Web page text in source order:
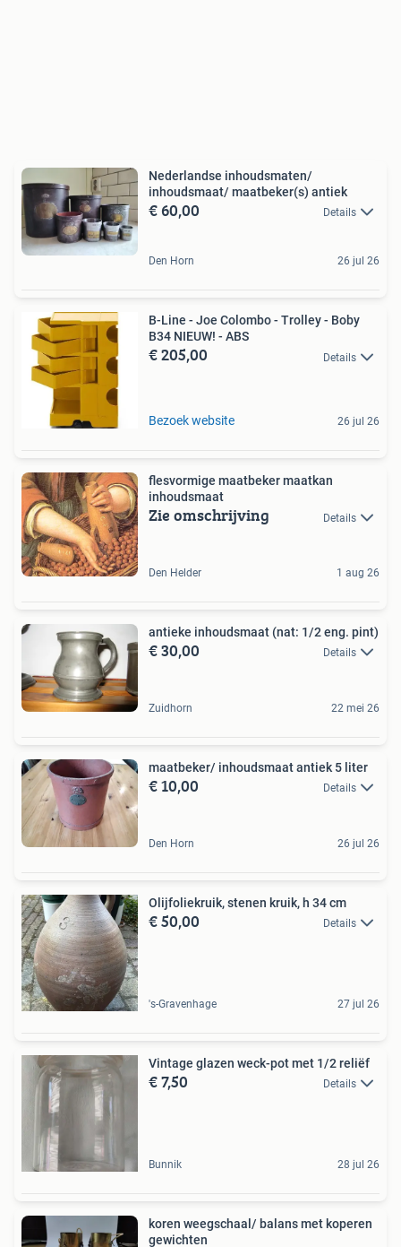
Nederlandse inhoudsmaten/
inhoudsmaat/ maatbeker(s) antiek
€ 60,00 Details
Den Horn 26 jul 26
B-Line - Joe Colombo - Trolley - Boby
B34 NIEUW! - ABS
€ 205,00 Details
Bezoek website 26 jul 26
flesvormige maatbeker maatkan
inhoudsmaat
Zie omschrijving Details
Den Helder 1 aug 26
antieke inhoudsmaat (nat: 1/2 eng. pint)
€ 30,00 Details
Zuidhorn 22 mei 26
maatbeker/ inhoudsmaat antiek 5 liter
€ 10,00 Details
Den Horn 26 jul 26
Olijfoliekruik, stenen kruik, h 34 cm
€ 50,00 Details
's-Gravenhage 27 jul 26
Vintage glazen weck-pot met 1/2 reliëf
€ 7,50 Details
Bunnik 28 jul 26
koren weegschaal/ balans met koperen
gewichten